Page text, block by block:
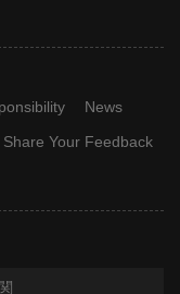
News
Share Your Feedback